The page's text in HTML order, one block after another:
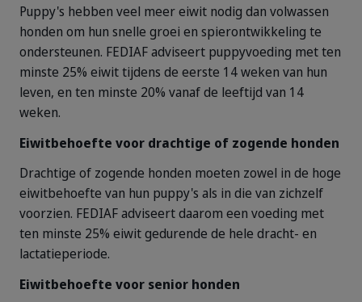
Puppy's hebben veel meer eiwit nodig dan volwassen
honden om hun snelle groei en spierontwikkeling te
ondersteunen. FEDIAF adviseert puppyvoeding met ten
minste 25% eiwit tijdens de eerste 14 weken van hun
leven, en ten minste 20% vanaf de leeftijd van 14
weken.
Eiwitbehoefte voor drachtige of zogende honden
Drachtige of zogende honden moeten zowel in de hoge
eiwitbehoefte van hun puppy's als in die van zichzelf
voorzien. FEDIAF adviseert daarom een voeding met
ten minste 25% eiwit gedurende de hele dracht- en
lactatieperiode.
Eiwitbehoefte voor senior honden